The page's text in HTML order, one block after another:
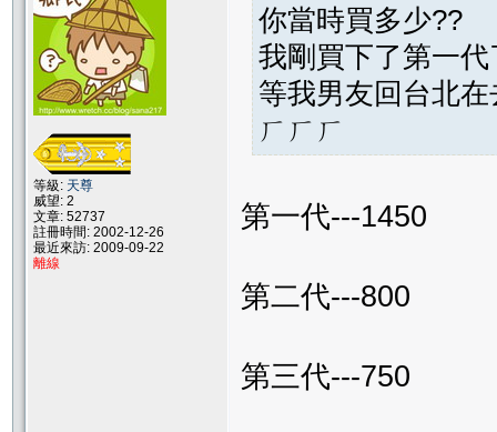
等級: 天尊
威望: 2
文章: 52737
註冊時間: 2002-12-26
最近來訪: 2009-09-22
離線
你當時買多少??
我剛買下了第一代
等我男友回台北
ㄏㄏㄏ
第一代---1450
第二代---800
第三代---750